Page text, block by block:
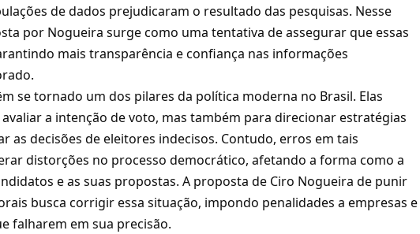
de dados prejudicaram o resultado das pesquisas. Nesse
por Nogueira surge como uma tentativa de assegurar que essas
mais transparência e confiança nas informações
se tornado um dos pilares da política moderna no Brasil. Elas
a intenção de voto, mas também para direcionar estratégias
as decisões de eleitores indecisos. Contudo, erros em tais
distorções no processo democrático, afetando a forma como a
e as suas propostas. A proposta de Ciro Nogueira de punir
busca corrigir essa situação, impondo penalidades a empresas e
falharem em sua precisão.